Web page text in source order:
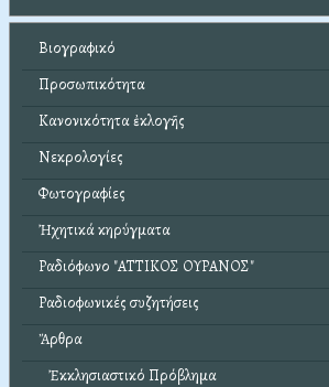
Βιογραφικό
Προσωπικότητα
Κανονικότητα ἐκλογῆς
Νεκρολογίες
Φωτογραφίες
Ἠχητικά κηρύγματα
Ραδιόφωνο "ΑΤΤΙΚΟΣ ΟΥΡΑΝΟΣ"
Ραδιοφωνικές συζητήσεις
Ἄρθρα
Ἐκκλησιαστικό Πρόβλημα